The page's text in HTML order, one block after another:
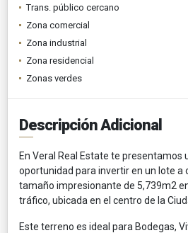
Trans. público cercano
Zona comercial
Zona industrial
Zona residencial
Zonas verdes
Descripción Adicional
En Veral Real Estate te presentamos
oportunidad para invertir en un lote a
tamaño impresionante de 5,739m2
tráfico, ubicada en el centro de la
Este terreno es ideal para Bodegas,